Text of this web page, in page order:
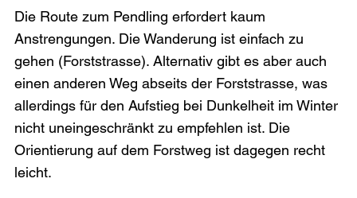
Die Route zum Pendling erfordert kaum
Anstrengungen. Die Wanderung ist einfach zu
gehen (Forststrasse). Alternativ gibt es aber auch
einen anderen Weg abseits der Forststrasse, was
allerdings für den Aufstieg bei Dunkelheit im Winter
nicht uneingeschränkt zu empfehlen ist. Die
Orientierung auf dem Forstweg ist dagegen recht